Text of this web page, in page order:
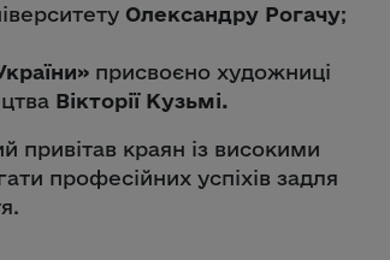
Олександру Рогачу;
присвоєно художниці
Вікторії Кузьмі.
привітав краян із високими
професійних успіхів задля